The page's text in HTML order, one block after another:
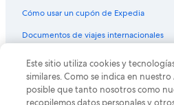
Cómo usar un cupón de Expedia
Documentos de viajes internacionales
© 2026 Expedia, Inc., una empresa de
derechos reservados. Expedia y el logo
registradas o marcas comerciales de
Este sitio utiliza cookies y
similares. Como se indica en
posible que tanto nosotros como
recopilemos datos personales y